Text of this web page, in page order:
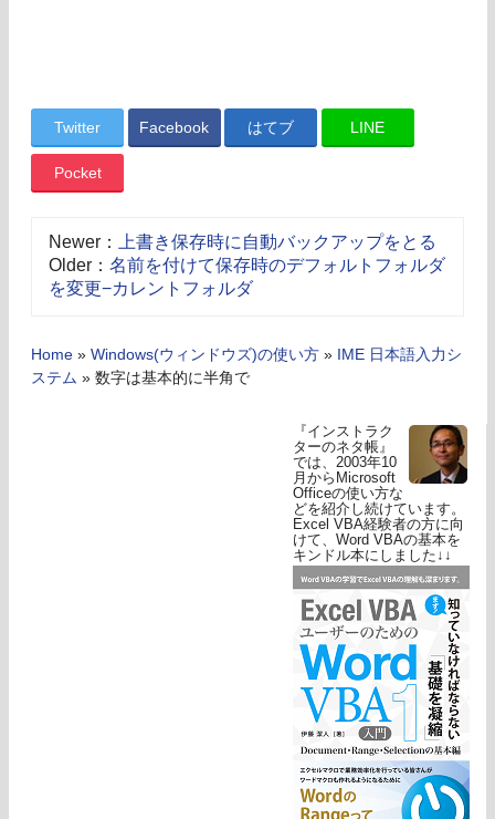
Twitter Facebook はてブ LINE
Pocket
Newer：
上書き保存時に自動バックアップをとる
Older： 名前を付けて保存時のデフォルトフォルダ
を変更−カレントフォルダ
Home » Windows(ウィンドウズ)の使い方 »
IME 日本語入力シ
ステム » 数字は基本的に半角で
『インストラク
ターのネタ帳』
では、2003年10
月からMicrosoft
Officeの使い方な
どを紹介し続けています。
Excel VBA経験者の方に向
けて、Word VBAの基本を
キンドル本にしました↓↓